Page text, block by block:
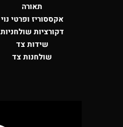
תאורה
אקססוריז ופרטי נוי
דקורציות שולחניות
שידות צד
שולחנות צד